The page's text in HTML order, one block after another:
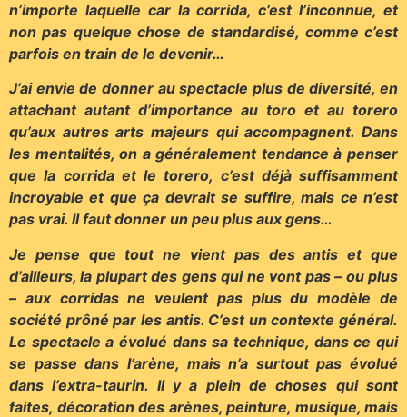
n’importe laquelle car la corrida, c’est l’inconnue, et
non pas quelque chose de standardisé, comme c’est
parfois en train de le devenir…
J’ai envie de donner au spectacle plus de diversité, en
attachant autant d’importance au toro et au torero
qu’aux autres arts majeurs qui accompagnent. Dans
les mentalités, on a généralement tendance à penser
que la corrida et le torero, c’est déjà suffisamment
incroyable et que ça devrait se suffire, mais ce n’est
pas vrai. Il faut donner un peu plus aux gens…
Je pense que tout ne vient pas des antis et que
d’ailleurs, la plupart des gens qui ne vont pas – ou plus
– aux corridas ne veulent pas plus du modèle de
société prôné par les antis. C’est un contexte général.
Le spectacle a évolué dans sa technique, dans ce qui
se passe dans l’arène, mais n’a surtout pas évolué
dans l’extra-taurin. Il y a plein de choses qui sont
faites, décoration des arènes, peinture, musique, mais